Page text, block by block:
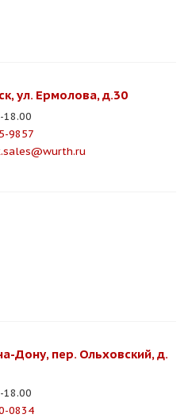
ул. Ермолова, д.30
18.00
9857
Дону, пер. Ольховский, д.
18.00
0834